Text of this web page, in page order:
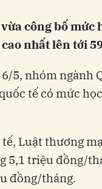
công bố mức
nhất lên tới
5, nhóm ngành
quốc tế có mức
tế, Luật thương
5,1 triệu đồng/
đồng/tháng.